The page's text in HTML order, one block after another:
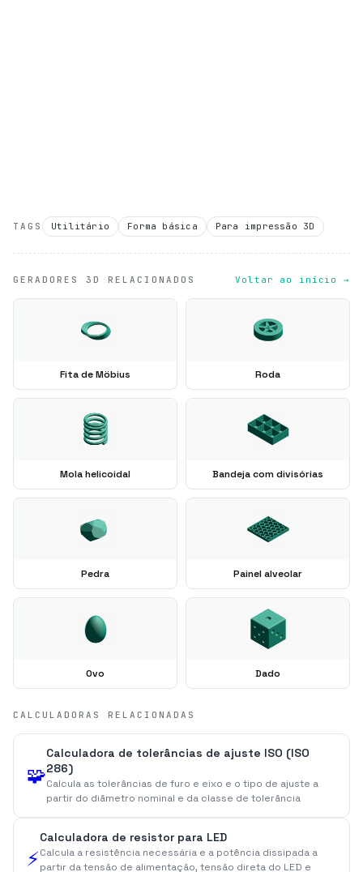
TAGS Utilitário Forma básica Para impressão 3D
GERADORES 3D RELACIONADOS Voltar ao início →
Fita de Möbius Roda
Mola helicoidal Bandeja com divisórias
Pedra Painel alveolar
Ovo Dado
CALCULADORAS RELACIONADAS
🧩
Calculadora de tolerâncias de ajuste ISO (ISO
286)
Calcula as tolerâncias de furo e eixo e o tipo de ajuste a
partir do diâmetro nominal e da classe de tolerância
⚡
Calculadora de resistor para LED
Calcula a resistência necessária e a potência dissipada a
partir da tensão de alimentação, tensão direta do LED e